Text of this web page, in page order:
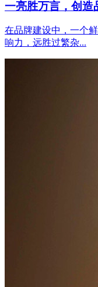
一亮胜万言，创造
在品牌建设中，一个
响力，远胜过繁杂...